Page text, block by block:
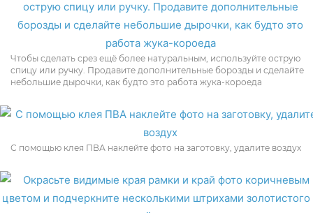
Чтобы сделать срез ещё более натуральным, используйте острую
спицу или ручку. Продавите дополнительные борозды и сделайте
небольшие дырочки, как будто это работа жука-короеда
С помощью клея ПВА наклейте фото на заготовку, удалите воздух